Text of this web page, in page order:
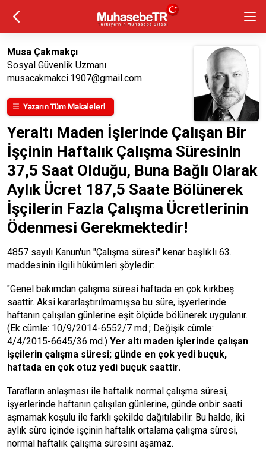
Musa Çakmakçı
Sosyal Güvenlik Uzmanı
musacakmakci.1907@gmail.com
Yeraltı Maden İşlerinde Çalışan Bir
İşçinin Haftalık Çalışma Süresinin
37,5 Saat Olduğu, Buna Bağlı Olarak
Aylık Ücret 187,5 Saate Bölünerek
İşçilerin Fazla Çalışma Ücretlerinin
Ödenmesi Gerekmektedir!
4857 sayılı Kanun'un "Çalışma süresi" kenar başlıklı 63.
maddesinin ilgili hükümleri şöyledir:
"Genel bakımdan çalışma süresi haftada en çok kırkbeş
saattir. Aksi kararlaştırılmamışsa bu süre, işyerlerinde
haftanın çalışılan günlerine eşit ölçüde bölünerek uygulanır.
(Ek cümle: 10/9/2014-6552/7 md.; Değişik cümle:
4/4/2015-6645/36 md.) Yer altı maden işlerinde çalışan
işçilerin çalışma süresi; günde en çok yedi buçuk,
haftada en çok otuz yedi buçuk saattir.
Tarafların anlaşması ile haftalık normal çalışma süresi,
işyerlerinde haftanın çalışılan günlerine, günde onbir saati
aşmamak koşulu ile farklı şekilde dağıtılabilir. Bu halde, iki
aylık süre içinde işçinin haftalık ortalama çalışma süresi,
normal haftalık çalışma süresini aşamaz.